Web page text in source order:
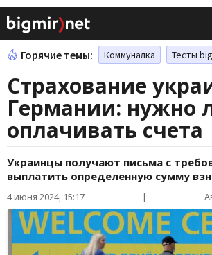
Горячие темы: Коммуналка Тесты
Страхование
Германии: нужно
оплачивать счета
Украинцы получают письма с
выплатить определенную сумму
4 июня 2024, 15:17 |